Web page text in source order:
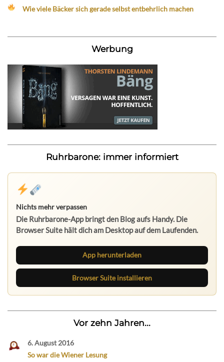
Wie viele Bäcker sich gerade selbst entbehrlich machen
Werbung
Ruhrbarone: immer informiert
Nichts mehr verpassen
Die Ruhrbarone-App bringt den Blog aufs Handy. Die
Browser Suite hält dich am Desktop auf dem Laufenden.
App herunterladen
Browser Suite installieren
Vor zehn Jahren...
6. August 2016
So war die Wiener Lesung